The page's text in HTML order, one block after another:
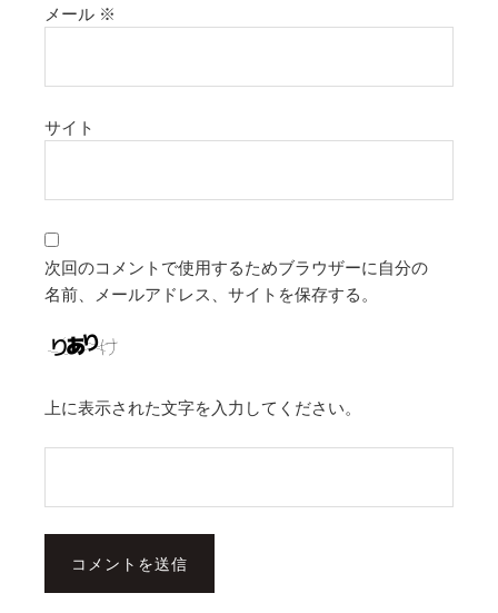
メール ※
サイト
次回のコメントで使用するためブラウザーに自分の
名前、メールアドレス、サイトを保存する。
上に表示された文字を入力してください。